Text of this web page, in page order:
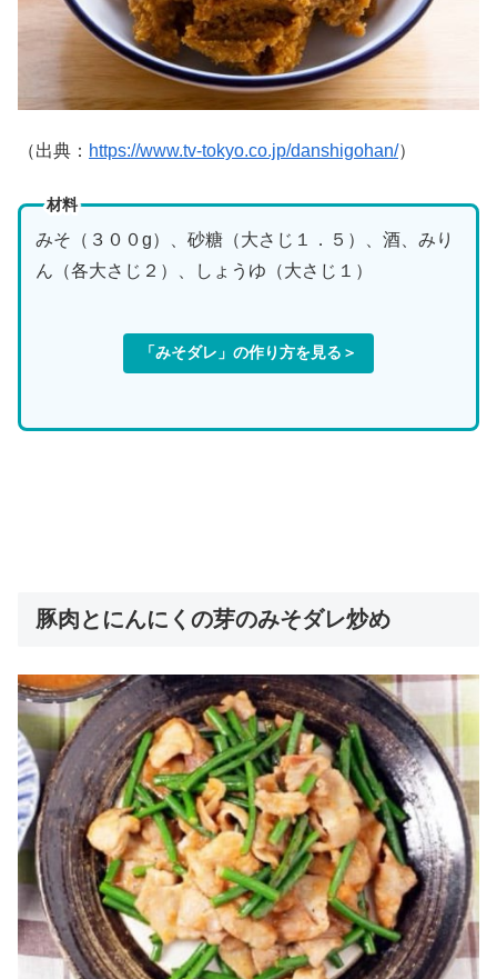
（出典： https://www.tv-tokyo.co.jp/danshigohan/）
材料
みそ（３００g）、砂糖（大さじ１．５）、酒、みり
ん（各大さじ２）、しょうゆ（大さじ１）
「みそダレ」の作り方を見る＞
豚肉とにんにくの芽のみそダレ炒め